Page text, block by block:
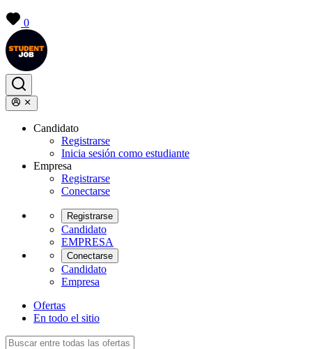
0
Candidato
Registrarse
Inicia sesión como estudiante
Empresa
Registrarse
Conectarse
Registrarse
Candidato
EMPRESA
Conectarse
Candidato
Empresa
Ofertas
En todo el sitio